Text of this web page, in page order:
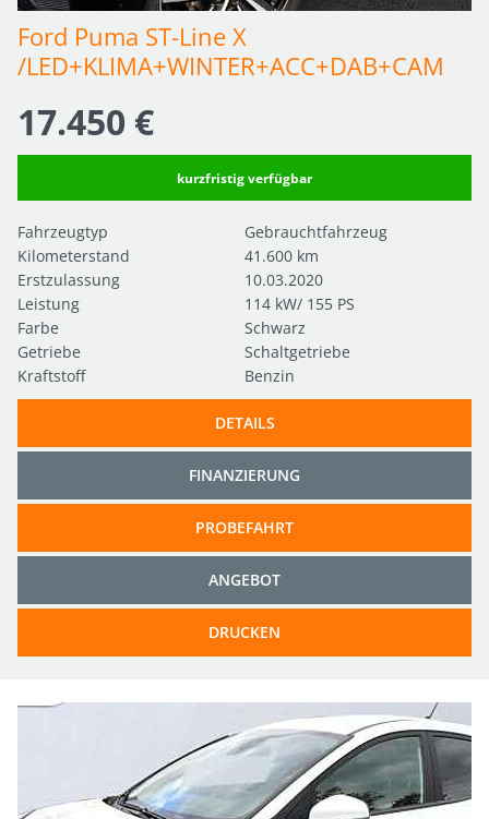
Ford Puma ST-Line X
/LED+KLIMA+WINTER+ACC+DAB+CAM
17.450 €
kurzfristig verfügbar
Fahrzeugtyp
Gebrauchtfahrzeug
Kilometerstand
41.600 km
Erstzulassung
10.03.2020
Leistung
114 kW/ 155 PS
Farbe
Schwarz
Getriebe
Schaltgetriebe
Kraftstoff
Benzin
DETAILS
FINANZIERUNG
PROBEFAHRT
ANGEBOT
DRUCKEN